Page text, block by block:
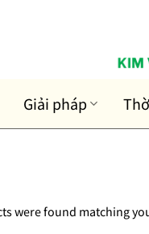
Giải pháp
were found matching